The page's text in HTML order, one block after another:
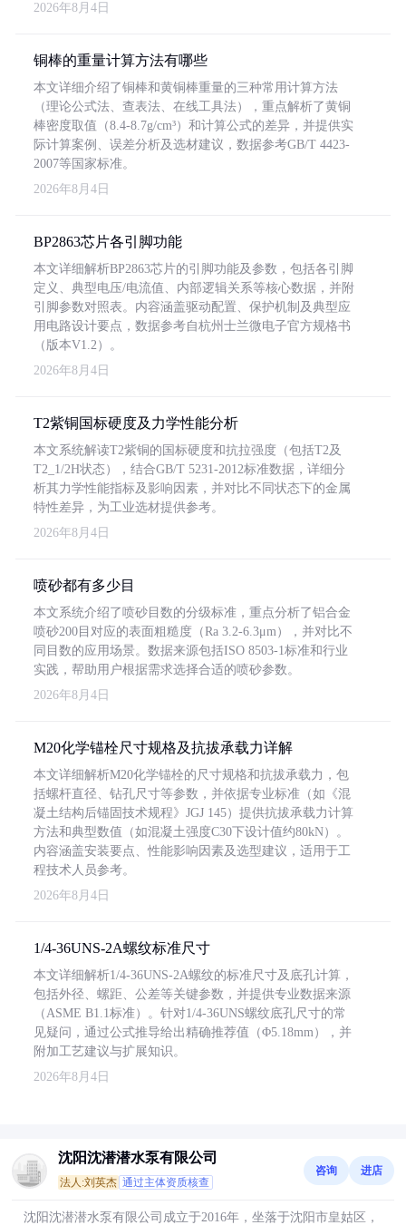
2026年8月4日
铜棒的重量计算方法有哪些
本文详细介绍了铜棒和黄铜棒重量的三种常用计算方法
（理论公式法、查表法、在线工具法），重点解析了黄铜
棒密度取值（8.4-8.7g/cm³）和计算公式的差异，并提供实
际计算案例、误差分析及选材建议，数据参考GB/T 4423-
2007等国家标准。
2026年8月4日
BP2863芯片各引脚功能
本文详细解析BP2863芯片的引脚功能及参数，包括各引脚
定义、典型电压/电流值、内部逻辑关系等核心数据，并附
引脚参数对照表。内容涵盖驱动配置、保护机制及典型应
用电路设计要点，数据参考自杭州士兰微电子官方规格书
（版本V1.2）。
2026年8月4日
T2紫铜国标硬度及力学性能分析
本文系统解读T2紫铜的国标硬度和抗拉强度（包括T2及
T2_1/2H状态），结合GB/T 5231-2012标准数据，详细分
析其力学性能指标及影响因素，并对比不同状态下的金属
特性差异，为工业选材提供参考。
2026年8月4日
喷砂都有多少目
本文系统介绍了喷砂目数的分级标准，重点分析了铝合金
喷砂200目对应的表面粗糙度（Ra 3.2-6.3μm），并对比不
同目数的应用场景。数据来源包括ISO 8503-1标准和行业
实践，帮助用户根据需求选择合适的喷砂参数。
2026年8月4日
M20化学锚栓尺寸规格及抗拔承载力详解
本文详细解析M20化学锚栓的尺寸规格和抗拔承载力，包
括螺杆直径、钻孔尺寸等参数，并依据专业标准（如《混
凝土结构后锚固技术规程》JGJ 145）提供抗拔承载力计算
方法和典型数值（如混凝土强度C30下设计值约80kN）。
内容涵盖安装要点、性能影响因素及选型建议，适用于工
程技术人员参考。
2026年8月4日
1/4-36UNS-2A螺纹标准尺寸
本文详细解析1/4-36UNS-2A螺纹的标准尺寸及底孔计算，
包括外径、螺距、公差等关键参数，并提供专业数据来源
（ASME B1.1标准）。针对1/4-36UNS螺纹底孔尺寸的常
见疑问，通过公式推导给出精确推荐值（Φ5.18mm），并
附加工艺建议与扩展知识。
2026年8月4日
沈阳沈潜潜水泵有限公司
法人:刘英杰 通过主体资质核查
咨询 进店
沈阳沈潜潜水泵有限公司成立于2016年，坐落于沈阳市皇姑区，